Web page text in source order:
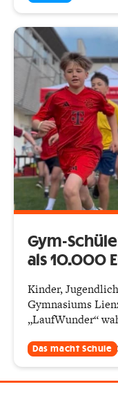
Gym-
als 10.000
Kinder,
Gymnasiums
„LaufWunder“
Das macht Schule